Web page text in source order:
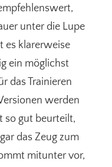
unter die Lupe
es klarerweise
ein möglichst
das Trainieren
werden
so gut beurteilt,
das Zeug zum
mitunter vor,